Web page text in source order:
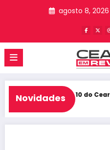
agosto 8, 2026
Novidades
e entra no Top 10 do Ceará